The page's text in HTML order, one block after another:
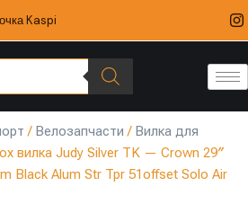
Kaspi
/ Велозапчасти / Вилка для
вилка Judy Silver TK — Crown 29″
Black Alum Str Tpr 51offset Solo Air